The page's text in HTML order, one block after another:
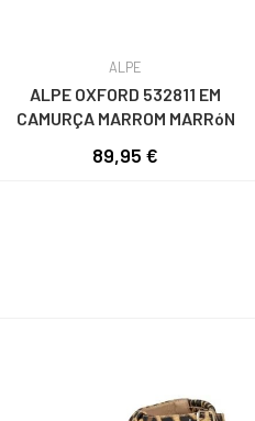
ALPE
ALPE OXFORD 532811 EM
CAMURÇA MARROM MARRóN
89,95 €